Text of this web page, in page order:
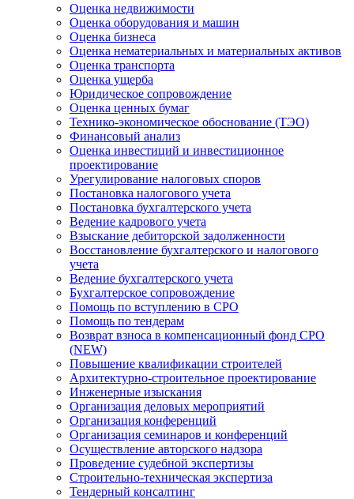
Оценка недвижимости
Оценка оборудования и машин
Оценка бизнеса
Оценка нематериальных и материальных активов
Оценка транспорта
Оценка ущерба
Юридическое сопровождение
Оценка ценных бумаг
Технико-экономическое обоснование (ТЭО)
Финансовый анализ
Оценка инвестиций и инвестиционное
проектирование
Урегулирование налоговых споров
Постановка налогового учета
Постановка бухгалтерского учета
Ведение кадрового учета
Взыскание дебиторской задолженности
Восстановление бухгалтерского и налогового
учета
Ведение бухгалтерского учета
Бухгалтерское сопровождение
Помощь по вступлению в СРО
Помощь по тендерам
Возврат взноса в компенсационный фонд СРО
(NEW)
Повышение квалификации строителей
Архитектурно-строительное проектирование
Инженерные изыскания
Организация деловых мероприятий
Организация конференций
Организация семинаров и конференций
Осуществление авторского надзора
Проведение судебной экспертизы
Строительно-техническая экспертиза
Тендерный консалтинг